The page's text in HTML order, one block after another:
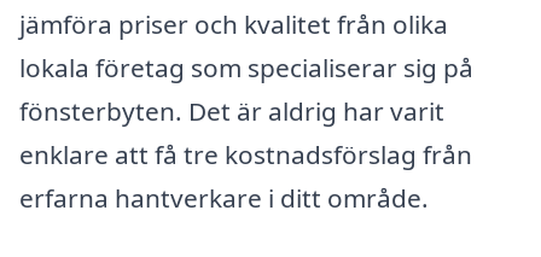
jämföra priser och kvalitet från olika
lokala företag som specialiserar sig på
fönsterbyten. Det är aldrig har varit
enklare att få tre kostnadsförslag från
erfarna hantverkare i ditt område.